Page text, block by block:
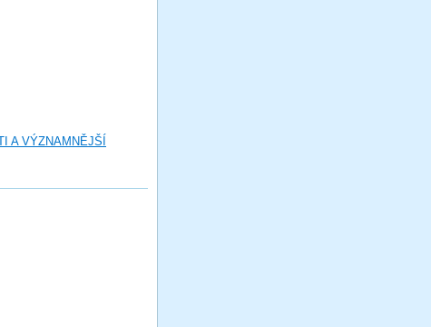
A VÝZNAMNĚJŠÍ